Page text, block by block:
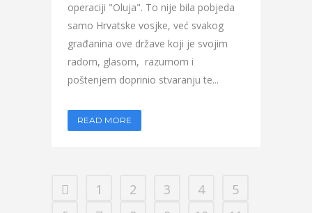
operaciji "Oluja". To nije bila pobjeda
samo Hrvatske vosjke, već svakog
građanina ove države koji je svojim
radom, glasom, razumom i
poštenjem doprinio stvaranju te...
READ MORE
1 2 3 4
5